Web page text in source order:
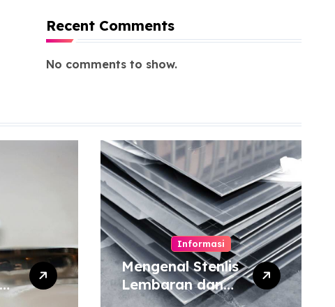
Recent Comments
No comments to show.
Informasi
Mengenal Stenlis
Lembaran dan
Komposisinya